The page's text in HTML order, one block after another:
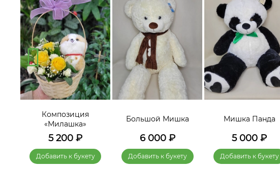
Композиция
«Милашка»
5 200 ₽
Добавить к букету
Большой Мишка
6 000₽
Добавить к букету
Мишка Панда
5 000 ₽
Добавить к букету